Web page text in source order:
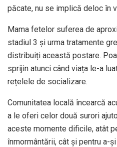
păcate, nu se implică deloc în
Mama fetelor suferea de
stadiul 3 și urma tratamente
distribuiți această postare.
sprijin atunci când viața le-a
rețelele de socializare.
Comunitatea locală încearcă
a le oferi celor două surori
aceste momente dificile, atât
înmormântării, cât și pentru a-